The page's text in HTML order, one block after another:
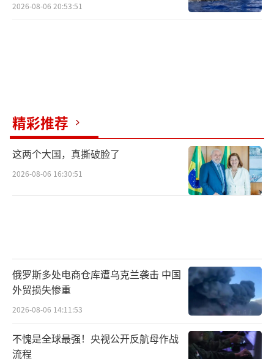
2026-08-06 20:53:51
精彩推荐
这两个大国，真撕破脸了
2026-08-06 16:30:51
俄罗斯多处电商仓库遭乌克兰袭击 中国
外贸损失惨重
2026-08-06 14:11:53
不愧是全球最强！央视公开反航母作战
流程